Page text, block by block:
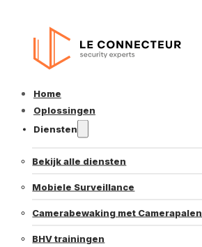
Home
Oplossingen
Diensten
Bekijk alle diensten
Mobiele Surveillance
Camerabewaking met Camerapalen
BHV trainingen